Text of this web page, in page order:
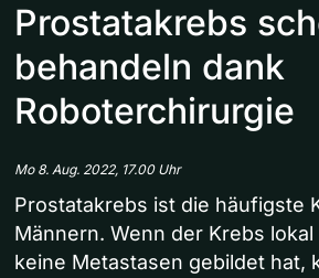
Prostatakrebs
behandeln dank
Roboterchirurgie
Mo 8. Aug. 2022, 17.00 Uhr
Prostatakrebs ist die häufigste
Männern. Wenn der Krebs
keine Metastasen gebildet hat,